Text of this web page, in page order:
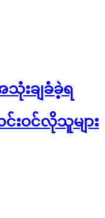
းချခံခဲ့ရ
းဝင်လိုသူများ